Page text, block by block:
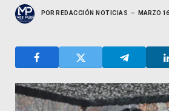
POR REDACCIÓN NOTICIAS MARZO